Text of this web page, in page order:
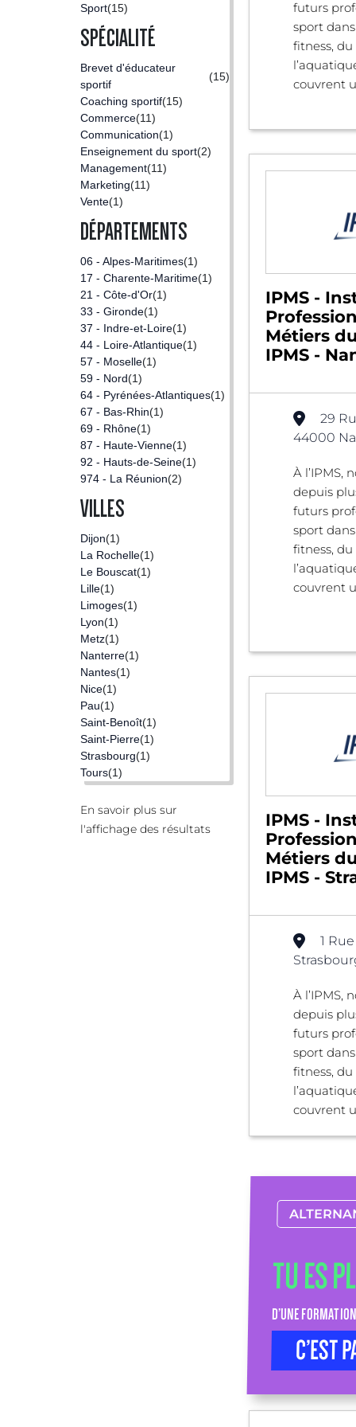
Sport(15)
SPÉCIALITÉ
Brevet d'éducateur
sportif
(15)
Coaching sportif(15)
Commerce(11)
Communication(1)
Enseignement du sport(2)
Management(11)
Marketing(11)
Vente(1)
DÉPARTEMENTS
06 - Alpes-Maritimes(1)
17 - Charente-Maritime(1)
21 - Côte-d'Or(1)
33 - Gironde(1)
37 - Indre-et-Loire(1)
44 - Loire-Atlantique(1)
57 - Moselle(1)
59 - Nord(1)
64 - Pyrénées-Atlantiques(1)
67 - Bas-Rhin(1)
69 - Rhône(1)
87 - Haute-Vienne(1)
92 - Hauts-de-Seine(1)
974 - La Réunion(2)
VILLES
Dijon(1)
La Rochelle(1)
Le Bouscat(1)
Lille(1)
Limoges(1)
Lyon(1)
Metz(1)
Nanterre(1)
Nantes(1)
Nice(1)
Pau(1)
Saint-Benoît(1)
Saint-Pierre(1)
Strasbourg(1)
Tours(1)
En savoir plus sur
l'affichage des résultats
futurs
sport
fitness,
couvrent
IPMS -
Métiers
IPMS -
29
44000
À l’IPMS,
depuis
futurs
sport
fitness,
couvrent
IPMS -
Métiers
IPMS -
1
À l’IPMS,
depuis
futurs
sport
fitness,
couvrent
TU ES
D’UNE
C’EST